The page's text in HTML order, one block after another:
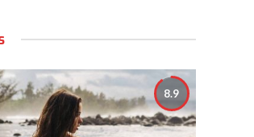
8.9